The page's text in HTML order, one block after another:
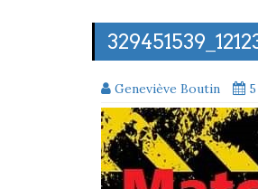
Geneviève Boutin